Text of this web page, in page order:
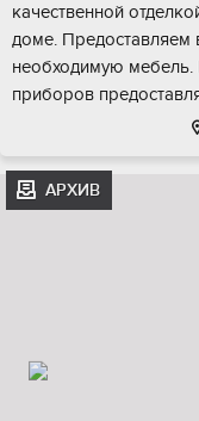
качественной
доме. Предоставляем
необходимую мебель.
приборов
АРХИВ